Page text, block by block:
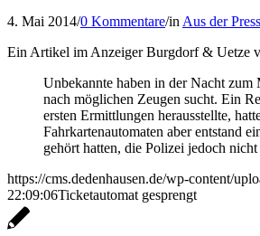
4. Mai 2014/0 Kommentare/in Aus der
Ein Artikel im Anzeiger Burgdorf & Uetze
Unbekannte haben in der Nacht
nach möglichen Zeugen sucht. Ein
ersten Ermittlungen herausstellte,
Fahrkartenautomaten aber entstand
gehört hatten, die Polizei jedoch
https://cms.dedenhausen.de/wp-content/
22:09:06Ticketautomat gesprengt